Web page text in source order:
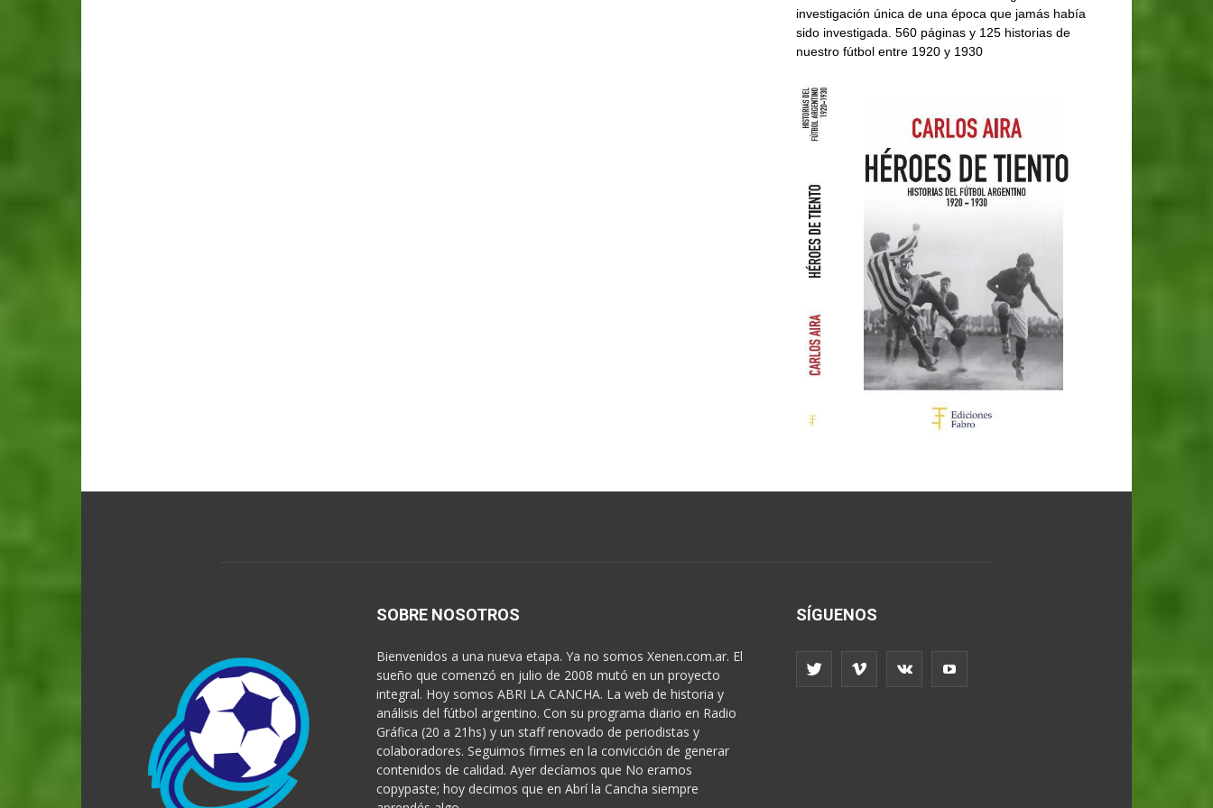
investigación única de una época que jamás había
sido investigada. 560 páginas y 125 historias de
nuestro fútbol entre 1920 y 1930
SOBRE NOSOTROS
Bienvenidos a una nueva etapa. Ya no somos Xenen.com.ar. El
sueño que comenzó en julio de 2008 mutó en un proyecto
integral. Hoy somos ABRI LA CANCHA. La web de historia y
análisis del fútbol argentino. Con su programa diario en Radio
Gráfica (20 a 21hs) y un staff renovado de periodistas y
colaboradores. Seguimos firmes en la convicción de generar
contenidos de calidad. Ayer decíamos que No eramos
copypaste; hoy decimos que en Abrí la Cancha siempre
SÍGUENOS